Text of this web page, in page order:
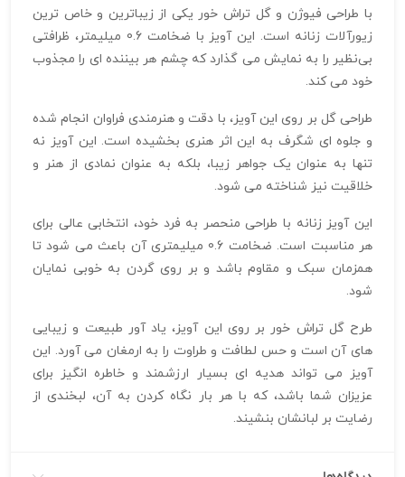
با طراحی فیوژن و گل تراش خور یکی از زیباترین و خاص‌ ترین
زیورآلات زنانه است. این آویز با ضخامت 0.6 میلیمتر، ظرافتی
بی‌نظیر را به نمایش می‌ گذارد که چشم هر بیننده‌ ای را مجذوب
خود می‌ کند.
طراحی گل بر روی این آویز، با دقت و هنرمندی فراوان انجام شده
و جلوه‌ ای شگرف به این اثر هنری بخشیده است. این آویز نه
تنها به عنوان یک جواهر زیبا، بلکه به عنوان نمادی از هنر و
خلاقیت نیز شناخته می‌ شود.
این آویز زنانه با طراحی منحصر به فرد خود، انتخابی عالی برای
هر مناسبت است. ضخامت 0.6 میلیمتری آن باعث می‌ شود تا
همزمان سبک و مقاوم باشد و بر روی گردن به خوبی نمایان
شود.
طرح گل تراش خور بر روی این آویز، یاد آور طبیعت و زیبایی‌
های آن است و حس لطافت و طراوت را به ارمغان می‌ آورد. این
آویز می‌ تواند هدیه‌ ای بسیار ارزشمند و خاطره‌ انگیز برای
عزیزان شما باشد، که با هر بار نگاه کردن به آن، لبخندی از
رضایت بر لبانشان بنشیند.